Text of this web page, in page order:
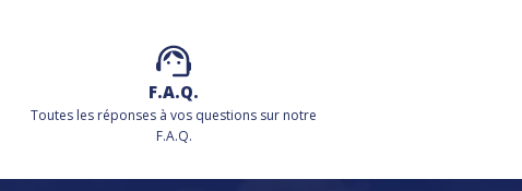
F.A.Q.
Toutes les réponses à vos questions sur notre
F.A.Q.